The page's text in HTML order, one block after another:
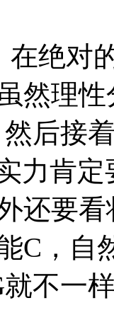
在绝对
然理
后接
力肯
还要
C，自
不一